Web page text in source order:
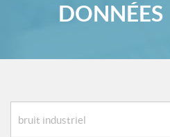
DONNÉES